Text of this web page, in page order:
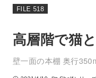
FILE 518
高層階で猫
壁一面の本棚 奥行